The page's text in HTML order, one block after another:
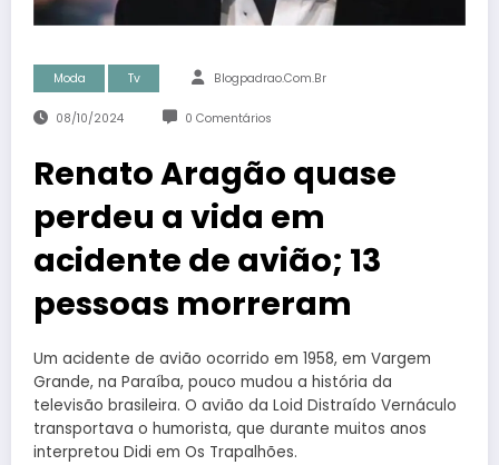
Moda Tv Blogpadrao.com.br
08/10/2024 0 Comentários
Renato Aragão quase
perdeu a vida em
acidente de avião; 13
pessoas morreram
Um acidente de avião ocorrido em 1958, em Vargem
Grande, na Paraíba, pouco mudou a história da
televisão brasileira. O avião da Loid Distraído Vernáculo
transportava o humorista, que durante muitos anos
interpretou Didi em Os Trapalhões.